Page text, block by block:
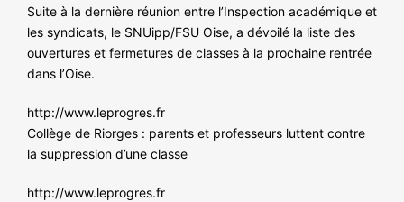
Suite à la dernière réunion entre l’Inspection académique et
les syndicats, le SNUipp/FSU Oise, a dévoilé la liste des
ouvertures et fermetures de classes à la prochaine rentrée
dans l’Oise.
http://www.leprogres.fr
Collège de Riorges : parents et professeurs luttent contre
la suppression d’une classe
http://www.leprogres.fr